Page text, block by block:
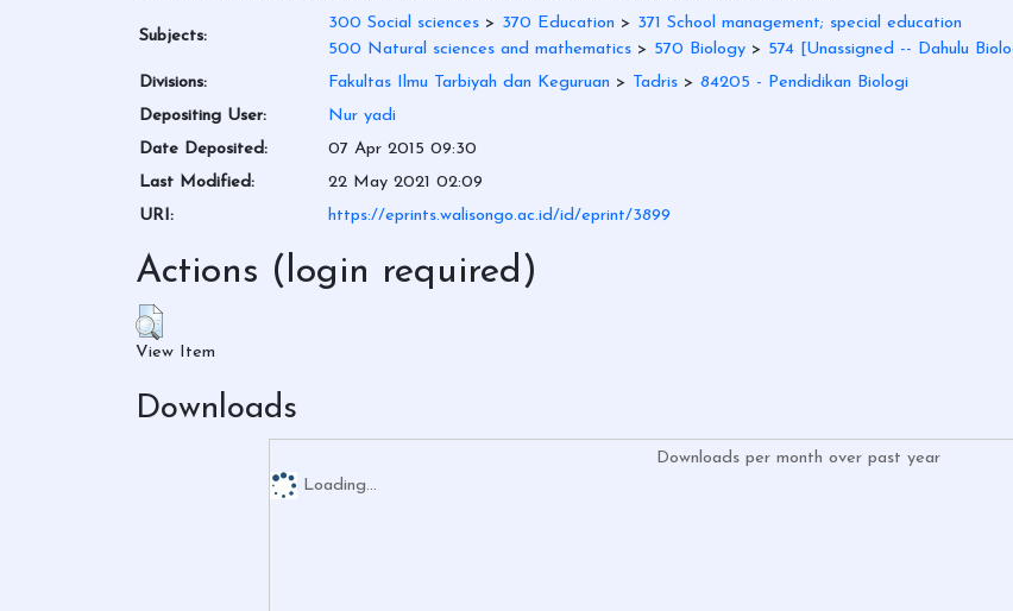
Subjects:
300 Social sciences > 370 Education > 371 School management; special education
500 Natural sciences and mathematics > 570 Biology > 574 [Unassigned -- Dahulu
Divisions:
Fakultas Ilmu Tarbiyah dan Keguruan > Tadris > 84205 - Pendidikan Biologi
Depositing User:
Nur yadi
Date Deposited:
07 Apr 2015 09:30
Last Modified:
22 May 2021 02:09
URI:
https://eprints.walisongo.ac.id/id/eprint/3899
Actions (login required)
View Item
Downloads
Downloads per month over past year
Loading...